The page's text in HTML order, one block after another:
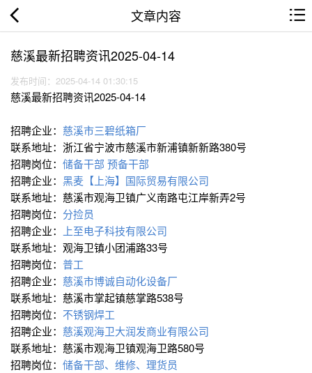
文章内容
慈溪最新招聘资讯2025-04-14
发布时间：2025-04-14 01:30:15
慈溪最新招聘资讯2025-04-14
招聘企业： 慈溪市三碧纸箱厂
联系地址：浙江省宁波市慈溪市新浦镇新新路380号
招聘岗位： 储备干部 预备干部
招聘企业： 黑麦【上海】国际贸易有限公司
联系地址：慈溪市观海卫镇广义南路屯江岸新弄2号
招聘岗位： 分捡员
招聘企业：
上至电子科技有限公司
联系地址：观海卫镇小团浦路33号
招聘岗位： 普工
招聘企业： 慈溪市博诚自动化设备厂
联系地址：慈溪市掌起镇慈掌路538号
招聘岗位： 不锈钢焊工
招聘企业： 慈溪观海卫大润发商业有限公司
联系地址：慈溪市观海卫镇观海卫路580号
招聘岗位： 储备干部、维修、理货员